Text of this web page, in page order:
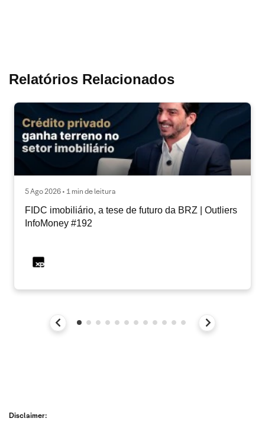
Relatórios Relacionados
5 Ago 2026 • 1 min de leitura
FIDC imobiliário, a tese de futuro da BRZ | Outliers
InfoMoney #192
Disclaimer: